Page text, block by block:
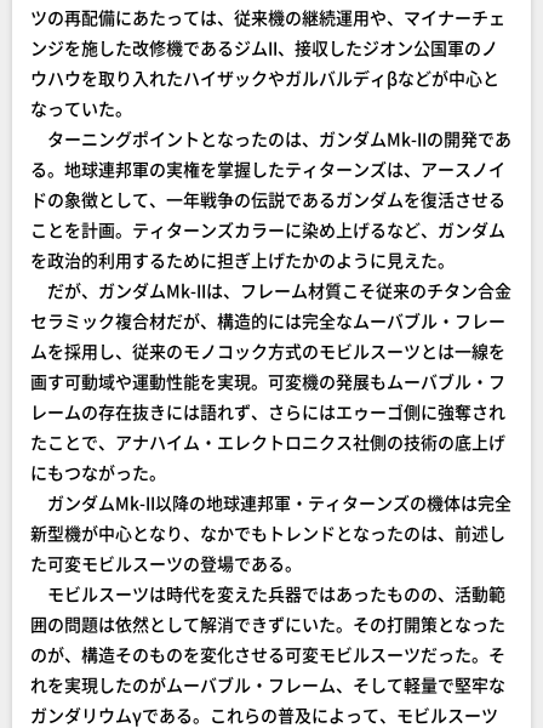
ツの再配備にあたっては、従来機の継続運用や、マイナーチェ
ンジを施した改修機であるジムII、接収したジオン公国軍のノ
ウハウを取り入れたハイザックやガルバルディβなどが中心と
なっていた。
ターニングポイントとなったのは、ガンダムMk-IIの開発であ
る。地球連邦軍の実権を掌握したティターンズは、アースノイ
ドの象徴として、一年戦争の伝説であるガンダムを復活させる
ことを計画。ティターンズカラーに染め上げるなど、ガンダム
を政治的利用するために担ぎ上げたかのように見えた。
だが、ガンダムMk-IIは、フレーム材質こそ従来のチタン合金
セラミック複合材だが、構造的には完全なムーバブル・フレー
ムを採用し、従来のモノコック方式のモビルスーツとは一線を
画す可動域や運動性能を実現。可変機の発展もムーバブル・フ
レームの存在抜きには語れず、さらにはエゥーゴ側に強奪され
たことで、アナハイム・エレクトロニクス社側の技術の底上げ
にもつながった。
ガンダムMk-II以降の地球連邦軍・ティターンズの機体は完全
新型機が中心となり、なかでもトレンドとなったのは、前述し
た可変モビルスーツの登場である。
モビルスーツは時代を変えた兵器ではあったものの、活動範
囲の問題は依然として解消できずにいた。その打開策となった
のが、構造そのものを変化させる可変モビルスーツだった。そ
れを実現したのがムーバブル・フレーム、そして軽量で堅牢な
ガンダリウムγである。これらの普及によって、モビルスーツ